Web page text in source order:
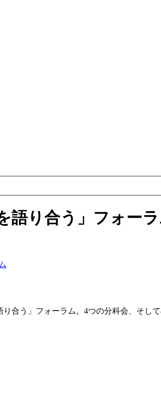
語り合う」フォー
合う」フォーラム。4つの分科会、そ